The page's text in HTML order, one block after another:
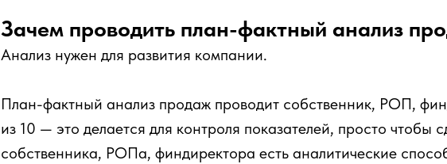
Зачем проводить план-фактный анализ
Анализ нужен для развития компании.
План-фактный анализ продаж проводит собственник, РОП,
из 10 — это делается для контроля показателей, просто чтобы
собственника, РОПа, финдиректора есть аналитические